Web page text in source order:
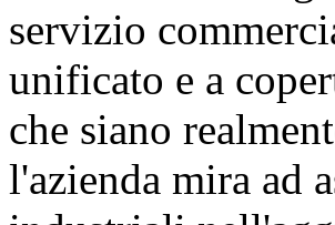
servizio
unificato e a
che siano
l'azienda mira ad